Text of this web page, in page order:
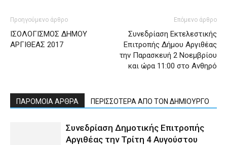
Προηγούμενο άρθρο
ΙΣΟΛΟΓΙΣΜΟΣ ΔΗΜΟΥ
ΑΡΓΙΘΕΑΣ 2017
Επόμενο άρθρο
Συνεδρίαση Εκτελεστικής
Επιτροπής Δήμου Αργιθέας
την Παρασκευή 2 Νοεμβρίου
και ώρα 11:00 στο Ανθηρό
ΠΑΡΟΜΟΙΑ ΑΡΘΡΑ ΠΕΡΙΣΣΟΤΕΡΑ ΑΠΟ ΤΟΝ ΔΗΜΙΟΥΡΓΟ
Συνεδρίαση Δημοτικής Επιτροπής
Αργιθέας την Τρίτη 4 Αυγούστου